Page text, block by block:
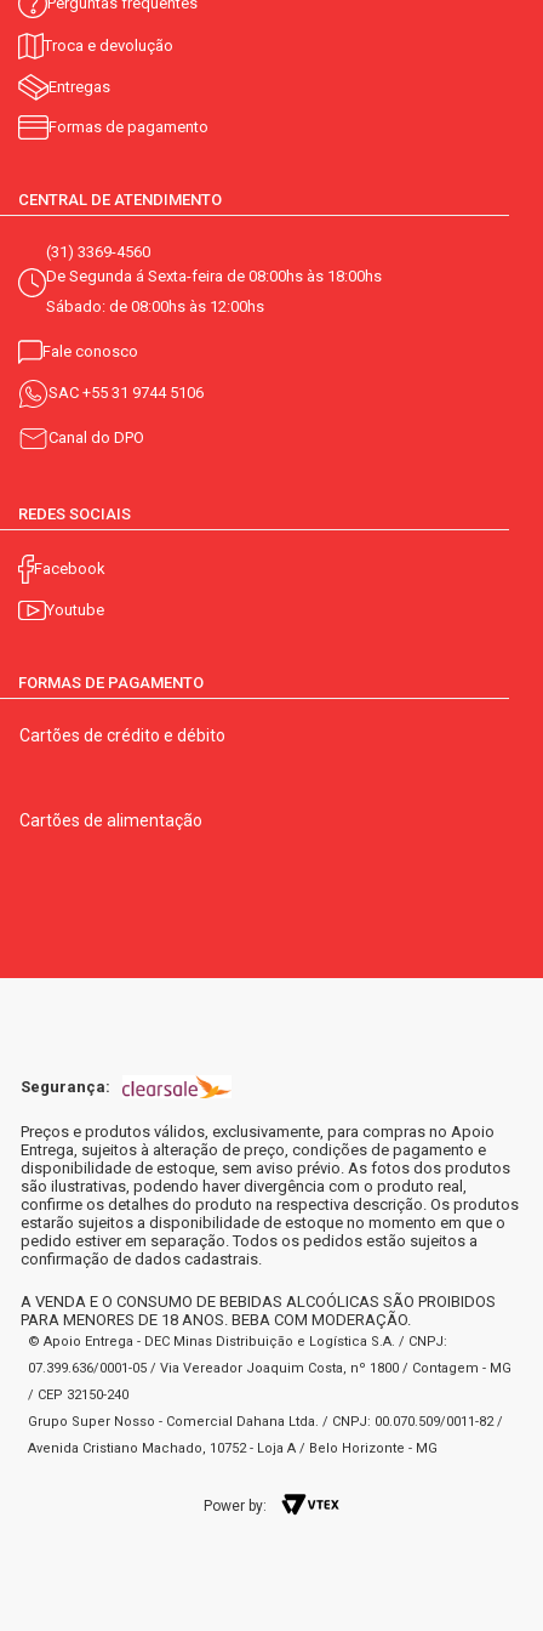
Troca e devolução
Entregas
Formas de pagamento
CENTRAL DE ATENDIMENTO
(31) 3369-4560
De Segunda á Sexta-feira de 08:00hs às 18:00hs
Sábado: de 08:00hs às 12:00hs
Fale conosco
SAC +55 31 9744 5106
Canal do DPO
REDES SOCIAIS
Facebook
Youtube
FORMAS DE PAGAMENTO
Cartões de crédito e débito
Cartões de alimentação
Segurança:
Preços e produtos válidos, exclusivamente, para compras no Apoio
Entrega, sujeitos à alteração de preço, condições de pagamento e
disponibilidade de estoque, sem aviso prévio. As fotos dos produtos
são ilustrativas, podendo haver divergência com o produto real,
confirme os detalhes do produto na respectiva descrição. Os produtos
estarão sujeitos a disponibilidade de estoque no momento em que o
pedido estiver em separação. Todos os pedidos estão sujeitos a
confirmação de dados cadastrais.
A VENDA E O CONSUMO DE BEBIDAS ALCOÓLICAS SÃO PROIBIDOS
PARA MENORES DE 18 ANOS. BEBA COM MODERAÇÃO.
© Apoio Entrega - DEC Minas Distribuição e Logística S.A. / CNPJ:
07.399.636/0001-05 / Via Vereador Joaquim Costa, nº 1800 / Contagem - MG
/ CEP 32150-240
Grupo Super Nosso - Comercial Dahana Ltda. / CNPJ: 00.070.509/0011-82 /
Avenida Cristiano Machado, 10752 - Loja A / Belo Horizonte - MG
Power by: